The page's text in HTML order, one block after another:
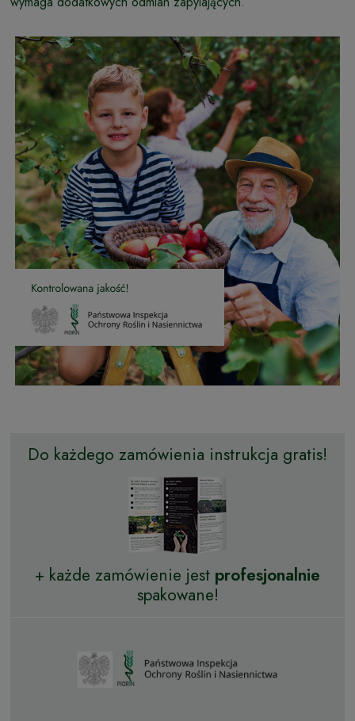
Do każdego zamówienia instrukcja gratis!
+ każde zamówienie jest profesjonalnie
spakowane!